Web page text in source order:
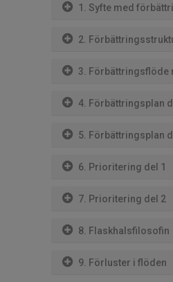
1. Syfte med
2.
3. Förbättringsflöde
4. Förbättringsplan
5. Förbättringsplan
6. Prioritering del 1
7. Prioritering del 2
8. Flaskhalsfilosofin
9. Förluster i flöden